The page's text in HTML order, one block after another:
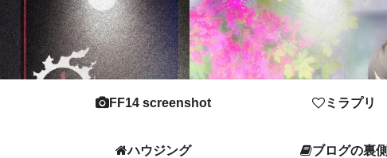
FF14 screenshot ミラプリ
ハウジング ブログの裏側